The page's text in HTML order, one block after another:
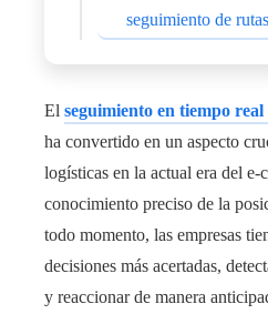
seguimiento de rutas
El seguimiento en tiempo
ha convertido en un aspecto
logísticas en la actual era del e-
conocimiento preciso de la
todo momento, las empresas
decisiones más acertadas,
y reaccionar de manera